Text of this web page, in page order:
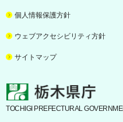
個人情報保護方針
ウェブアクセシビリティ方針
サイトマップ
栃木県庁
TOCHIGI PREFECTURAL